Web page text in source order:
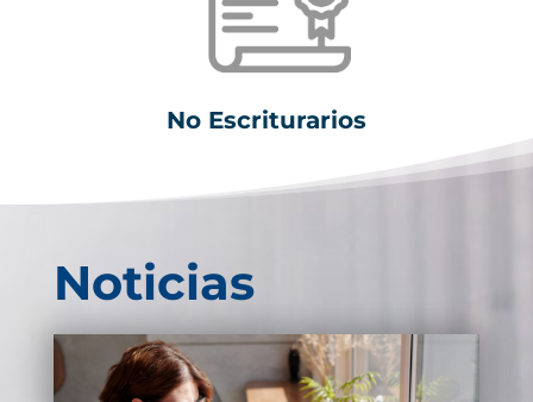
No Escriturarios
Noticias